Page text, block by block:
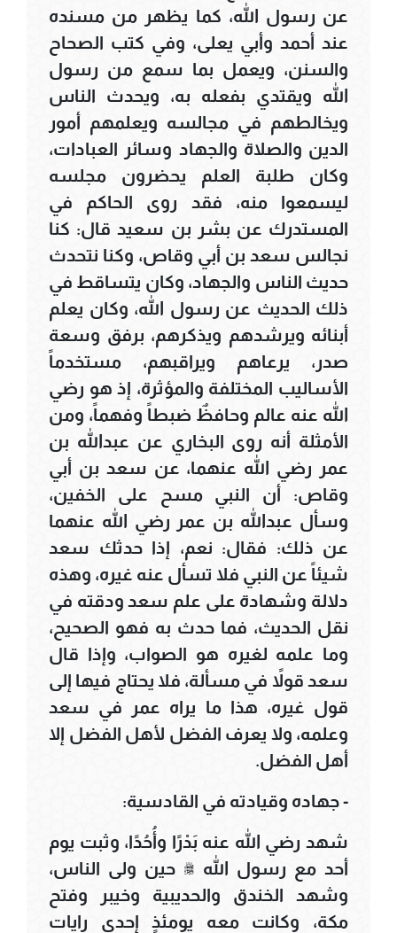
عن رسول الله، كما يظهر من مسنده
عند أحمد وأبي يعلى، وفي كتب الصحاح
والسنن، ويعمل بما سمع من رسول
الله ويقتدي بفعله به، ويحدث الناس
ويخالطهم في مجالسه ويعلمهم أمور
الدين والصلاة والجهاد وسائر العبادات،
وكان طلبة العلم يحضرون مجلسه
ليسمعوا منه، فقد روى الحاكم في
المستدرك عن بشر بن سعيد قال: كنا
نجالس سعد بن أبي وقاص، وكنا نتحدث
حديث الناس والجهاد، وكان يتساقط في
ذلك الحديث عن رسول الله، وكان يعلم
أبنائه ويرشدهم ويذكرهم، برفق وسعة
صدر، يرعاهم ويراقبهم، مستخدماً
الأساليب المختلفة والمؤثرة، إذ هو رضي
الله عنه عالم وحافظٌ ضبطاً وفهماً، ومن
الأمثلة أنه روى البخاري عن عبدالله بن
عمر رضي الله عنهما، عن سعد بن أبي
وقاص: أن النبي مسح على الخفين،
وسأل عبدالله بن عمر رضي الله عنهما
عن ذلك: فقال: نعم، إذا حدثك سعد
شيئاً عن النبي فلا تسأل عنه غيره، وهذه
دلالة وشهادة على علم سعد ودقته في
نقل الحديث، فما حدث به فهو الصحيح،
وما علمه لغيره هو الصواب، وإذا قال
سعد قولاً في مسألة، فلا يحتاج فيها إلى
قول غيره، هذا ما يراه عمر في سعد
وعلمه، ولا يعرف الفضل لأهل الفضل إلا
أهل الفضل.
- جهاده وقيادته في القادسية:
شهد رضي الله عنه بَدْرًا وأُحُدًا، وثبت يوم
أحد مع رسول الله ﷺ حين ولى الناس،
وشهد الخندق والحديبية وخيبر وفتح
مكة، وكانت معه يومئذٍ إحدى رايات